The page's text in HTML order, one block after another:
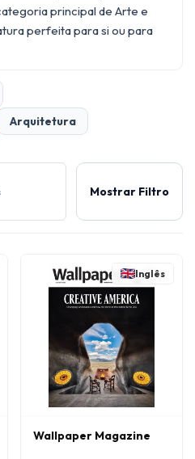
principal de Arte e
perfeita para si ou para
Arquitetura
Mostrar Filtro
Inglês
Wallpaper Magazine